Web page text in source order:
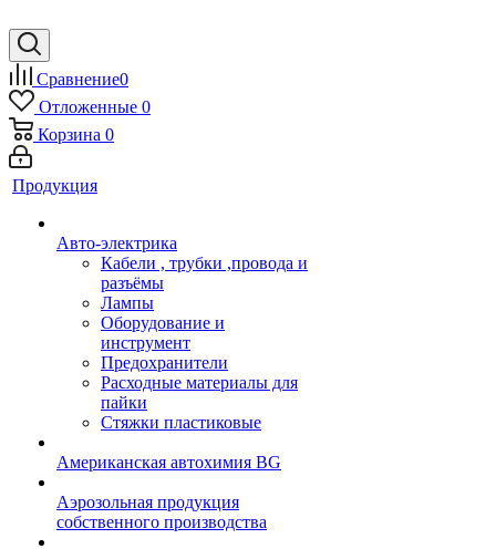
Сравнение0
Отложенные 0
Корзина 0
Продукция
Авто-электрика
Кабели , трубки ,провода и
разъёмы
Лампы
Оборудование и
инструмент
Предохранители
Расходные материалы для
пайки
Стяжки пластиковые
Американская автохимия BG
Аэрозольная продукция
собственного производства